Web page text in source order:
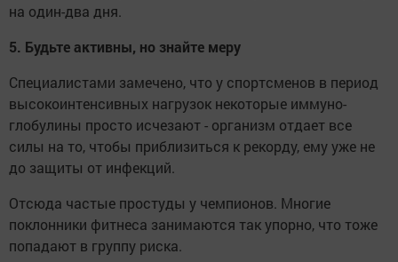
на один-два дня.
5. Будьте активны, но знайте меру
Специалистами замечено, что у спортсменов в период
высокоинтенсивных нагрузок некоторые иммуно­
глобулины просто исчезают - организм отдает все
силы на то, чтобы приблизиться к рекорду, ему уже не
до защиты от инфекций.
Отсюда частые простуды у чемпионов. Многие
поклонники фитнеса занимаются так упорно, что тоже
попадают в группу риска.